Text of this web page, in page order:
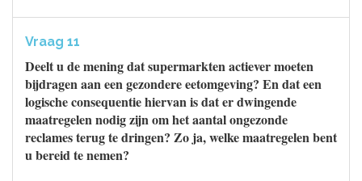
Vraag 11
Deelt u de mening dat supermarkten actiever moeten
bijdragen aan een gezondere eetomgeving? En dat een
logische consequentie hiervan is dat er dwingende
maatregelen nodig zijn om het aantal ongezonde
reclames terug te dringen? Zo ja, welke maatregelen bent
u bereid te nemen?